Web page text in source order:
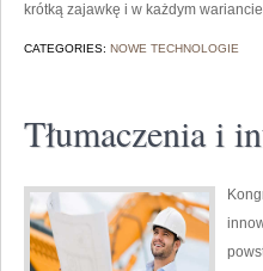
krótką zajawkę i w każdym
CATEGORIES: NOWE TECHNOLOGIE
Tłumaczenia i